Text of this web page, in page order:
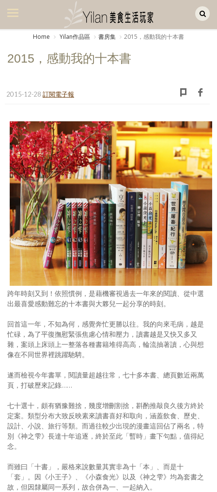
美食集
生活風
書房集
日記簿
餐桌週記
享樂隨手拍
照相簿
影音區
創意出版服務
歷史區
關於Yilan
個人著作
活動實況記錄
合作與代言
訂閱電子報
Home Yilan作品區 書房集 2015，感動我的十本書
2015，感動我的十本書
2015-12-28 訂閱電子報
跨年時刻又到！依照慣例，是藉機審視過去一年來的閱讀、從中選
出最喜愛感動難忘的十本書與大夥兒一起分享的時刻。
回首這一年，不知為何，感覺奔忙更勝以往。我的向來毛病，越是
忙碌，為了平復撫慰緊張焦慮心情和壓力，讀書越是又快又多又
雜，案頭上床頭上一整落各種書籍堆得高高，輪流抽著讀，心與想
像在不同世界裡跳躍馳騁。
遂而檢視今年書單，閱讀量超越往常，七十多本書、總頁數近兩萬
頁，打破歷來記錄……
七十選十，頗有猶豫難捨，幾度增刪割捨，斟酌推敲良久後方終於
定案。類型分布大致反映素來讀書喜好和取向，涵蓋飲食、歷史、
設計、小說、旅行等類。而過往較少出現的漫畫這回佔了兩名，特
別《神之雫》長達十年追逐，終於至此「暫時」畫下句點，值得紀
念。
而雖曰「十書」，嚴格來說數量其實非為十「本」、而是十
「套」。因《小王子》、《小森食光》以及《神之雫》均為套書之
故，但因隸屬同一系列，故合併為一、一起納入。